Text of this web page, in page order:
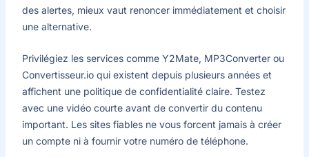
des alertes, mieux vaut renoncer immédiatement et choisir
une alternative.
Privilégiez les services comme Y2Mate, MP3Converter ou
Convertisseur.io qui existent depuis plusieurs années et
affichent une politique de confidentialité claire. Testez
avec une vidéo courte avant de convertir du contenu
important. Les sites fiables ne vous forcent jamais à créer
un compte ni à fournir votre numéro de téléphone.